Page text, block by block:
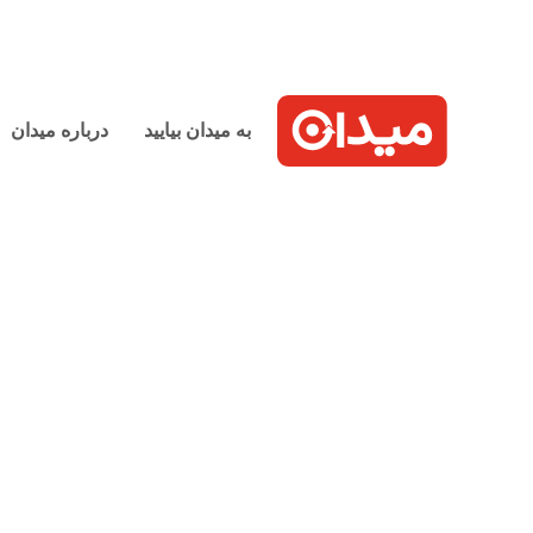
به میدان بیایید درباره میدان